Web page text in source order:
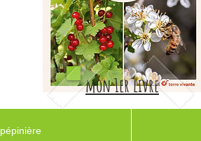
mon 1er livre